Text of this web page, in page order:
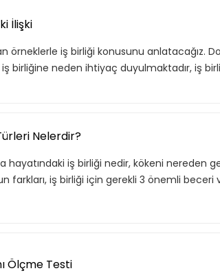
İlişki
örneklerle iş birliği konusunu anlatacağız.
birliğine neden ihtiyaç duyulmaktadır, iş
Nelerdir?
hayatındaki iş birliği nedir, kökeni nereden
farkları, iş birliği için gerekli 3 önemli beceri
Ölçme Testi